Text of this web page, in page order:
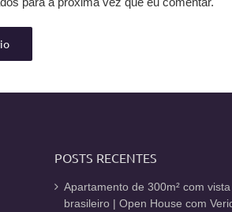
POSTS RECENTES
Apartamento de 300m² com
brasileiro | Open House com